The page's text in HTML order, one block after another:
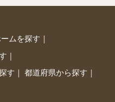
ムを探す
す 都道府県から探す